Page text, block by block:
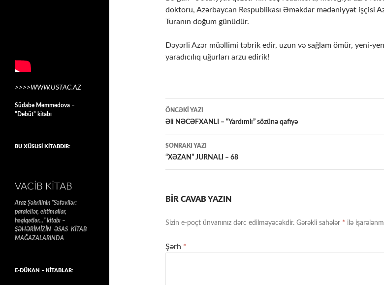
doktoru, Azərbaycan Respublikası Əməkdar mədəniyyət işçisi
Turanın doğum günüdür.
Dəyərli Azər müəllimi təbrik edir, uzun və sağlam ömür, yeni-
yaradıcılıq uğurları arzu edirik!
Yazılar
üzrə
naviqasiya
ÖNCƏKI YAZI
Əli NƏCƏFXANLI – “Yardımlı” sözünə qafiyə
SONRAKI YAZI
“XƏZAN” JURNALI – 68
BIR CAVAB YAZIN
Sizin e-poçt ünvanınız dərc edilməyəcəkdir. Gərəkli sahələr * ilə
Şərh *
>>>>WWW.USTAC.AZ
Südabə Məmmədova –
“Debüt” kitabı
BU XÜSUSİ KİTABDIR:
VACIB KITAB
Araz Şəhrilinin “Səfəvilər:
paralellər, ehtimallar,
həqiqətlər…” kitabı –
ŞƏHƏRİMİZİN ƏSAS KİTAB
MAĞAZALARINDA
E-DÜKAN – KİTABLAR: